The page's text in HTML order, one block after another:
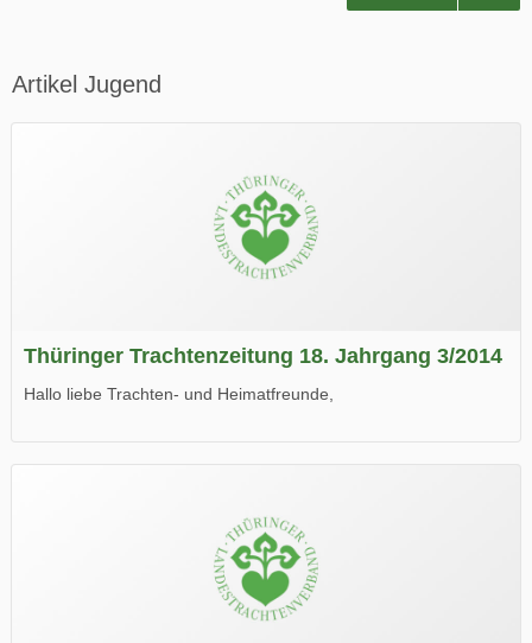
Artikel Jugend
Thüringer Trachtenzeitung 18. Jahrgang 3/2014
Hallo liebe Trachten- und Heimatfreunde,
Wir wünschen Euch viel Spaß beim Lesen.